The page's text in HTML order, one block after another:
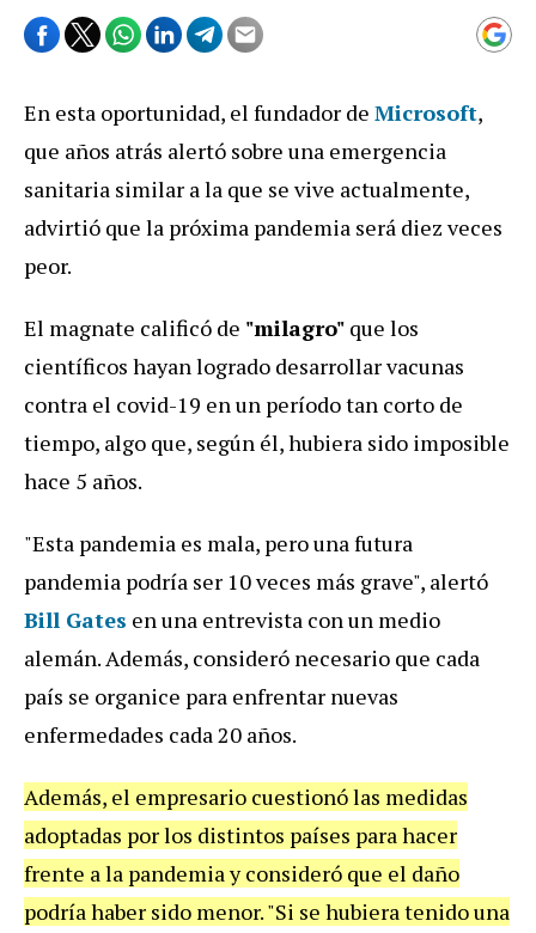
En esta oportunidad, el fundador de Microsoft,
que años atrás alertó sobre una emergencia
sanitaria similar a la que se vive actualmente,
advirtió que la próxima pandemia será diez veces
peor.
El magnate calificó de "milagro" que los
científicos hayan logrado desarrollar vacunas
contra el covid-19 en un período tan corto de
tiempo, algo que, según él, hubiera sido imposible
hace 5 años.
"Esta pandemia es mala, pero una futura
pandemia podría ser 10 veces más grave", alertó
Bill Gates en una entrevista con un medio
alemán. Además, consideró necesario que cada
país se organice para enfrentar nuevas
enfermedades cada 20 años.
Además, el empresario cuestionó las medidas
adoptadas por los distintos países para hacer
frente a la pandemia y consideró que el daño
podría haber sido menor. "Si se hubiera tenido una